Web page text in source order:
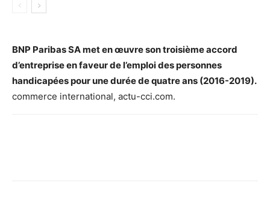
BNP Paribas SA met en œuvre son troisième accord
d’entreprise en faveur de l’emploi des personnes
handicapées pour une durée de quatre ans (2016-2019).
commerce international, actu-cci.com.